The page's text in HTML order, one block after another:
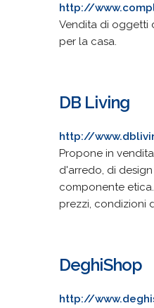
http://
Vendita di oggetti
per la casa.
DB Living
http://
Propone in
d'arredo, di
componente
prezzi, condizioni
DeghiShop
http://